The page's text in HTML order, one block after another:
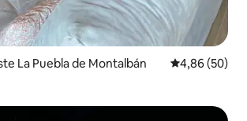
La Puebla de Montalbán Priemerné
4,86 (50)